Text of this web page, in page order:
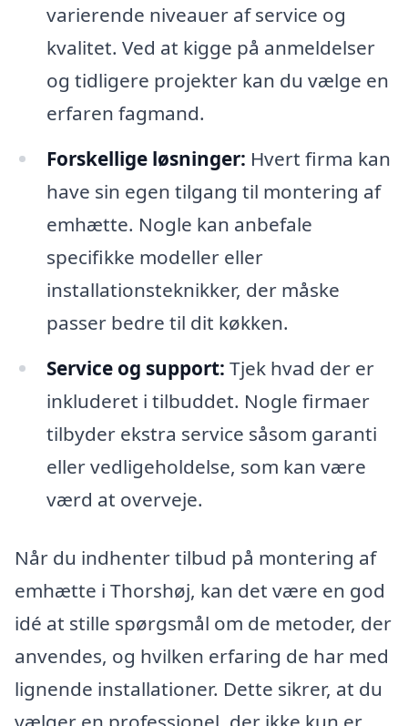
varierende niveauer af service og
kvalitet. Ved at kigge på anmeldelser
og tidligere projekter kan du vælge en
erfaren fagmand.
Forskellige løsninger: Hvert firma kan
have sin egen tilgang til montering af
emhætte. Nogle kan anbefale
specifikke modeller eller
installationsteknikker, der måske
passer bedre til dit køkken.
Service og support: Tjek hvad der er
inkluderet i tilbuddet. Nogle firmaer
tilbyder ekstra service såsom garanti
eller vedligeholdelse, som kan være
værd at overveje.
Når du indhenter tilbud på montering af
emhætte i Thorshøj, kan det være en god
idé at stille spørgsmål om de metoder, der
anvendes, og hvilken erfaring de har med
lignende installationer. Dette sikrer, at du